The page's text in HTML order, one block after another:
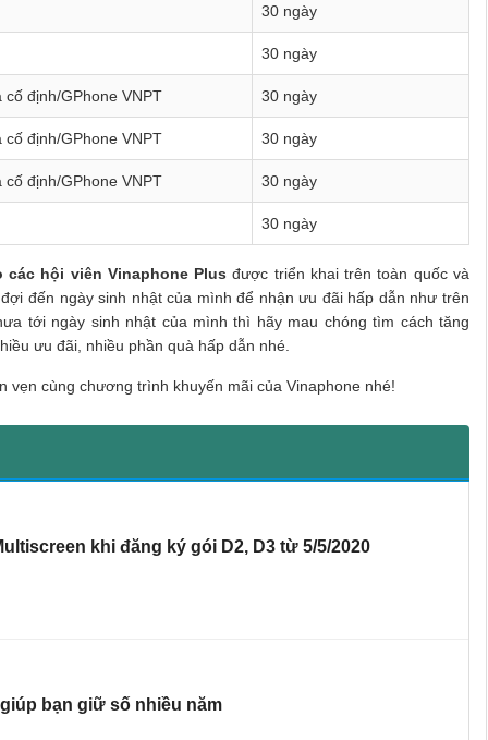
30 ngày
30 ngày
định/GPhone VNPT 30 ngày
định/GPhone VNPT 30 ngày
định/GPhone VNPT 30 ngày
30 ngày
hội viên Vinaphone Plus được triển khai trên toàn quốc và
đến ngày sinh nhật của mình để nhận ưu đãi hấp dẫn như trên
tới ngày sinh nhật của mình thì hãy mau chóng tìm cách tăng
ưu đãi, nhiều phần quà hấp dẫn nhé.
vẹn cùng chương trình khuyến mãi của Vinaphone nhé!
khi đăng ký gói D2, D3 từ 5/5/2020
bạn giữ số nhiều năm